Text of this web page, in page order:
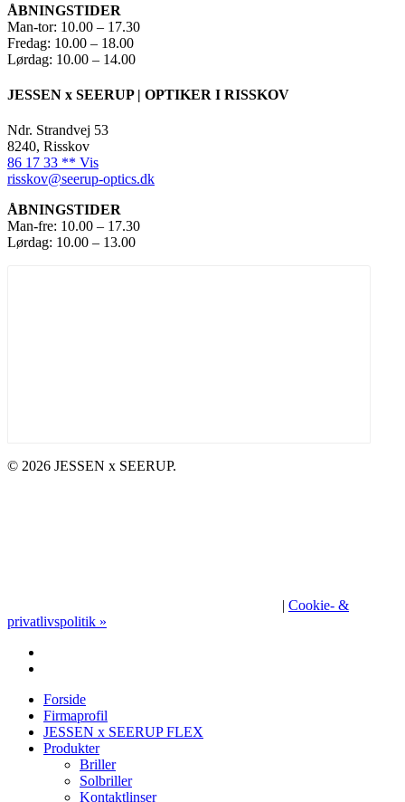
ÅBNINGSTIDER
Man-tor: 10.00 – 17.30
Fredag: 10.00 – 18.00
Lørdag: 10.00 – 14.00
JESSEN x SEERUP | OPTIKER I RISSKOV
Ndr. Strandvej 53
8240, Risskov
86 17 33 ** Vis
risskov@seerup-optics.dk
ÅBNINGSTIDER
Man-fre: 10.00 – 17.30
Lørdag: 10.00 – 13.00
© 2026 JESSEN x SEERUP.
| Cookie- &
privatlivspolitik »
Close
Menu
Forside
Firmaprofil
JESSEN x SEERUP FLEX
Produkter
Briller
Solbriller
Kontaktlinser